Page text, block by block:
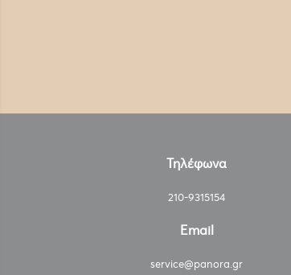
Τηλέφωνα
210-9315154
Email
service@panora.gr